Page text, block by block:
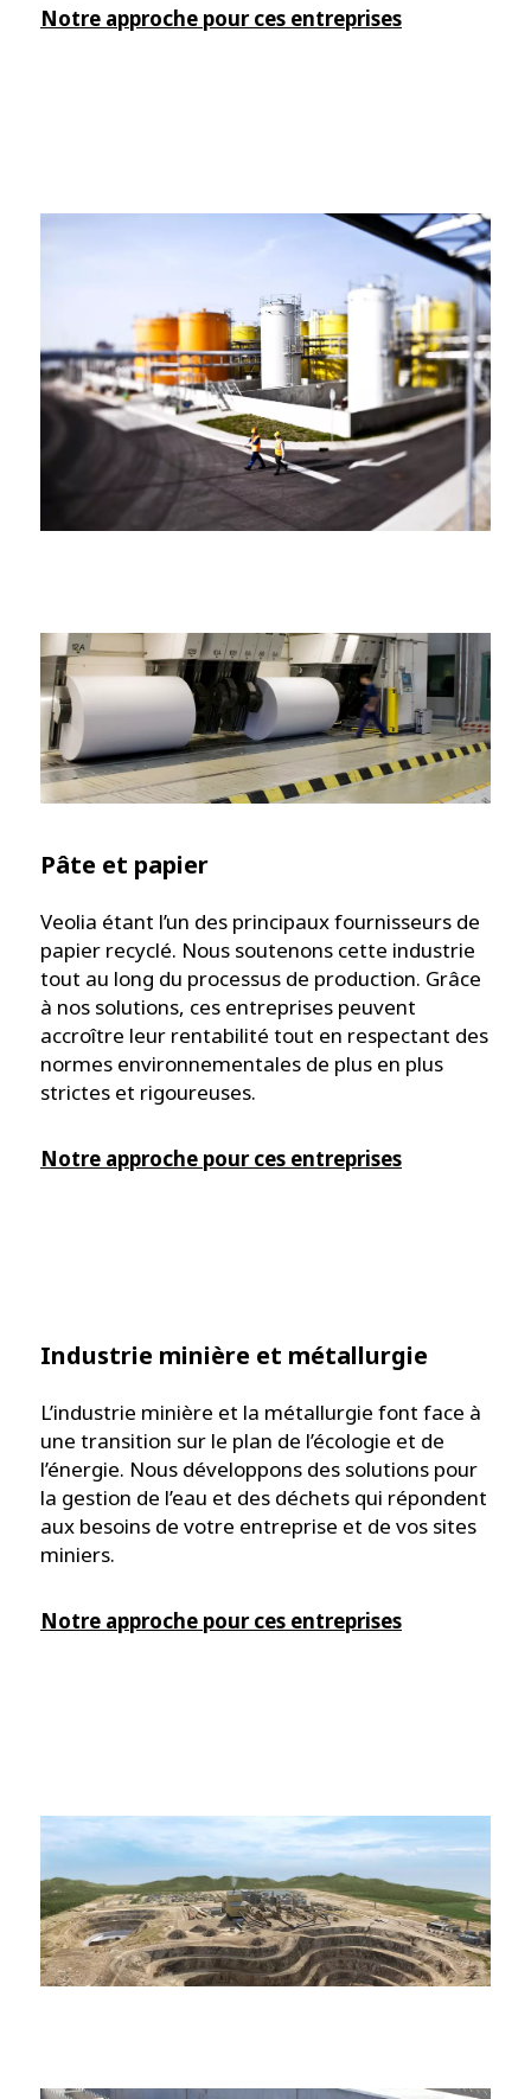
Notre approche pour ces entreprises
Pâte et papier
Veolia étant l’un des principaux fournisseurs de
papier recyclé. Nous soutenons cette industrie
tout au long du processus de production. Grâce
à nos solutions, ces entreprises peuvent
accroître leur rentabilité tout en respectant des
normes environnementales de plus en plus
strictes et rigoureuses.
Notre approche pour ces entreprises
Industrie minière et métallurgie
L’industrie minière et la métallurgie font face à
une transition sur le plan de l’écologie et de
l’énergie. Nous développons des solutions pour
la gestion de l’eau et des déchets qui répondent
aux besoins de votre entreprise et de vos sites
miniers.
Notre approche pour ces entreprises